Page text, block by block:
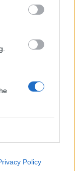
Policy
в